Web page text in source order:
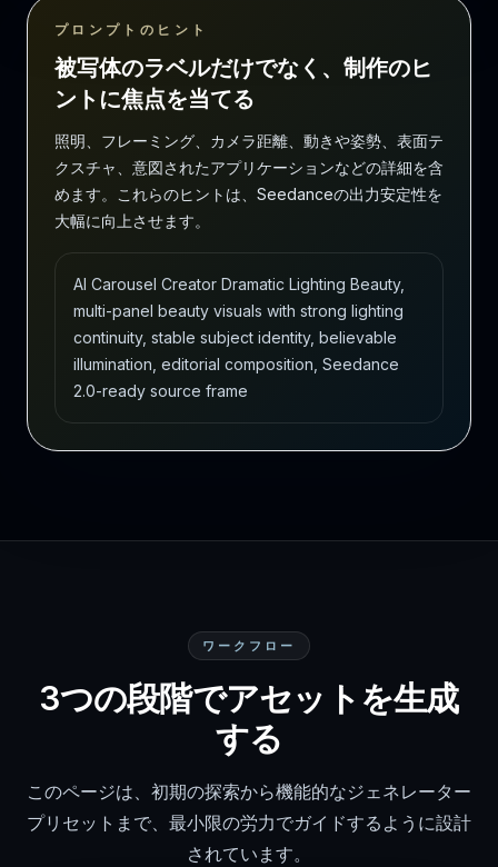
プロンプトのヒント
被写体のラベルだけでなく、制作のヒ
ントに焦点を当てる
照明、フレーミング、カメラ距離、動きや姿勢、表面テ
クスチャ、意図されたアプリケーションなどの詳細を含
めます。これらのヒントは、Seedanceの出力安定性を
大幅に向上させます。
AI Carousel Creator Dramatic Lighting Beauty,
multi-panel beauty visuals with strong lighting
continuity, stable subject identity, believable
illumination, editorial composition, Seedance
2.0-ready source frame
ワークフロー
3つの段階でアセットを生成
する
このページは、初期の探索から機能的なジェネレーター
プリセットまで、最小限の労力でガイドするように設計
されています。